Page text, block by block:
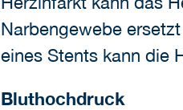
Narbengewebe
eines Stents kann die
Bluthochdruck